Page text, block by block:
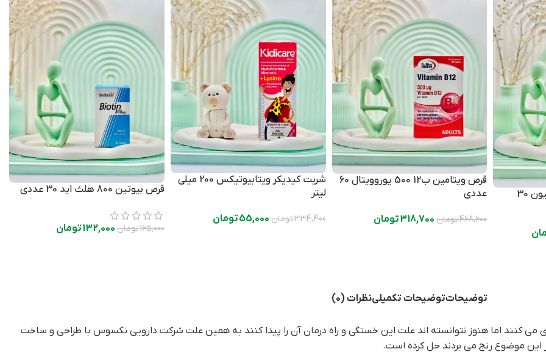
سافت ژل فروسیس ویواتیون 30
قرص ویتامین ب12 500 یوروویتال 60
عددی
468,600تومان 318,700تومان
شربت کیدیکر ویتابیوتیکس 200 میلی
لیتر
334,400تومان55,000تومان
قرص بیوتین 800 هلث اید 30 عددی
165,000تومان 132,000تومان
توضیحاتتوضیحات تکمیلینظرات (0)
می کنند اما هنوز نتوانسته اند علت این خستگی و راه درمان آن را پیدا کنند به همین علت شرکت دارویی نکسوس با طراحی و ساخت
موضوع رنج می بردند حل کرده است.